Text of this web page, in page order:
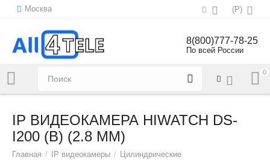
Москва (Р)
Напишите нам:sales@all4tele.com
8(800)777-78-25
По всей России
0
IP ВИДЕОКАМЕРА HIWATCH DS-
I200 (B) (2.8 MM)
Главная / IP видеокамеры / Цилиндрические